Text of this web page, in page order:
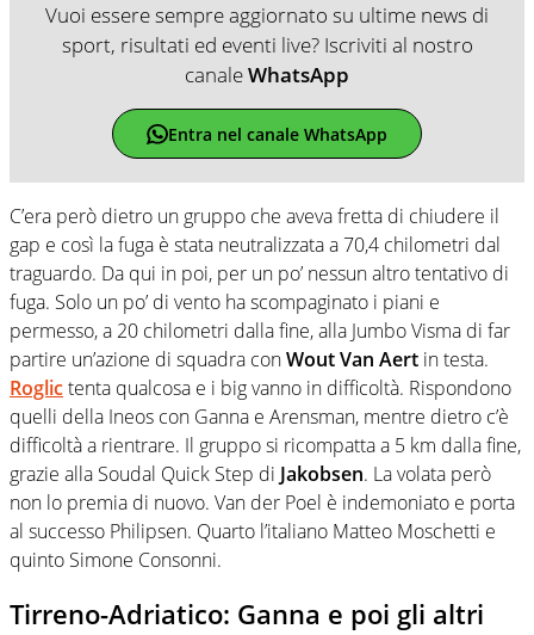
Vuoi essere sempre aggiornato su ultime news di
sport, risultati ed eventi live? Iscriviti al nostro
canaleWhatsApp
Entra nel canale WhatsApp
C’era però dietro un gruppo che aveva fretta di chiudere il
gap e così la fuga è stata neutralizzata a 70,4 chilometri dal
traguardo. Da qui in poi, per un po’ nessun altro tentativo di
fuga. Solo un po’ di vento ha scompaginato i piani e
permesso, a 20 chilometri dalla fine, alla Jumbo Visma di far
partire un’azione di squadra conWout Van Aert in testa.
Roglictenta qualcosa e i big vanno in difficoltà. Rispondono
quelli della Ineos con Ganna e Arensman, mentre dietro c’è
difficoltà a rientrare. Il gruppo si ricompatta a 5 km dalla fine,
grazie alla Soudal Quick Step di Jakobsen. La volata però
non lo premia di nuovo. Van der Poel è indemoniato e porta
al successo Philipsen. Quarto l’italiano Matteo Moschetti e
quinto Simone Consonni.
Tirreno-Adriatico: Ganna e poi gli altri